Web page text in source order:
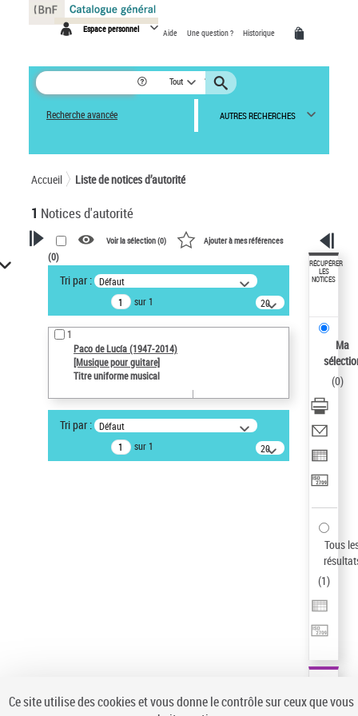
Espace personnel Aide Une question ? Historique
Tout
Recherche avancée AUTRES RECHERCHES
Accueil Liste de notices d’autorité
1 Notices d'autorité
VOTRE RECHERCHE
Recherche avancée dans les
notices d’autorité
Œuvres liées à l'auteur :
Paco de Lucía (1947-2014)
Type de notice d'autorité
Auteur d’œuvre
Paco de Lucía (1947-2014)
Sauvegarder votre recherche
Voir la sélection (0) Ajouter à mes références
(0)
Tri par : Défaut
sur 1
20
résultats/page
1
Paco de Lucía (1947-2014)
[Musique pour guitare]
Titre uniforme musical
Tri par : Défaut
sur 1
20
résultats/page
RÉCUPÉRER
LES
NOTICES
Ma
(0)
Tous
(1)
Panneau de gestion des cookies
Ce site utilise des cookies et vous donne le contrôle sur ceux que vous